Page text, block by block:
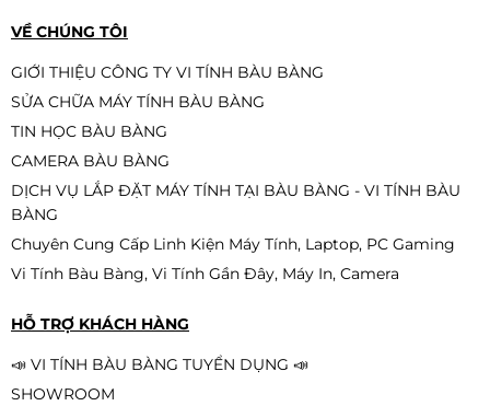
-14%
3500
-14%
VỀ CHÚNG TÔI
GIỚI THIỆU CÔNG TY VI TÍNH BÀU BÀNG
SỬA CHỮA MÁY TÍNH BÀU BÀNG
TIN HỌC BÀU BÀNG
CAMERA BÀU BÀNG
DỊCH VỤ LẮP ĐẶT MÁY TÍNH TẠI BÀU BÀNG - VI TÍNH BÀU
BÀNG
Chuyên Cung Cấp Linh Kiện Máy Tính, Laptop, PC Gaming
Vi Tính Bàu Bàng, Vi Tính Gần Đây, Máy In, Camera
HỖ TRỢ KHÁCH HÀNG
📣 VI TÍNH BÀU BÀNG TUYỂN DỤNG 📣
SHOWROOM